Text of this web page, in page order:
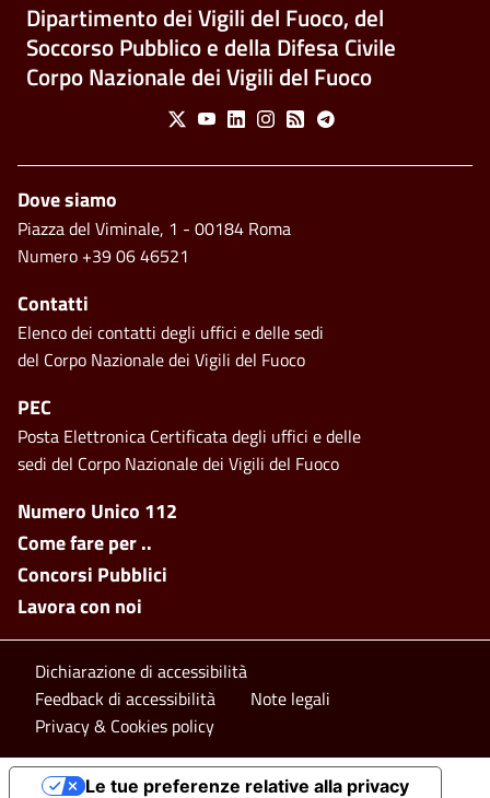
Dipartimento dei Vigili del Fuoco, del
Soccorso Pubblico e della Difesa Civile
Corpo Nazionale dei Vigili del Fuoco
Social Menu
X YoutubeLinkedinInstagram
Feed Telegram
Footer side menu
Numero Unico 112
Come fare per ..
Concorsi Pubblici
Lavora con noi
Piè di pagina
Dove siamo
Piazza del Viminale, 1 - 00184 Roma
Numero +39 06 46521
Contatti
Elenco dei contatti degli uffici e delle sedi
del Corpo Nazionale dei Vigili del Fuoco
PEC
Posta Elettronica Certificata degli uffici e delle
sedi del Corpo Nazionale dei Vigili del Fuoco
Footer bottom
Dichiarazione di accessibilità
Feedback di accessibilità
Note legali
Privacy & Cookies policy
Le tue preferenze relative alla privacy